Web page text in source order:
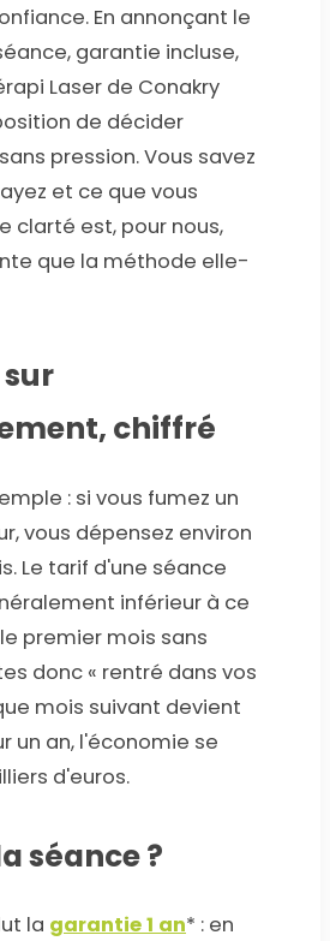
En annonçant le
garantie incluse,
Laser de Conakry
de décider
pression. Vous savez
et ce que vous
clarté est, pour nous,
que la méthode elle-
chiffré
: si vous fumez un
vous dépensez environ
Le tarif d'une séance
inférieur à ce
premier mois sans
donc « rentré dans vos
mois suivant devient
un an, l'économie se
d'euros.
séance ?
la garantie 1 an* : en